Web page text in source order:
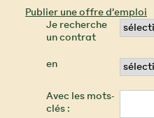
Publier une offre d’emploi
Je recherche
un contrat
en
Avec les mots-
clés :